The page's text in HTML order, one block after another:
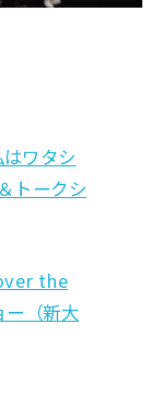
ワタシ
トークシ
the
（新大